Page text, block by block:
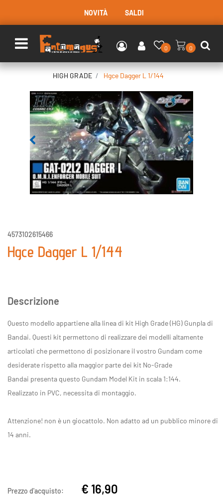
NOVITÀ SALDI
Open menu
0 0
HIGH GRADE Hgce Dagger L 1/144
4573102615466
Hgce Dagger L 1/144
Descrizione
Questo modello appartiene alla linea di kit High Grade (HG) Gunpla di
Bandai. Questi kit permettono di realizzare dei modelli altamente
articolati che permettono di posizionare il vostro Gundam come
desiderate rispetto alla maggior parte dei kit No-Grade
Bandai presenta questo Gundam Model Kit in scala 1:144.
Realizzato in PVC, necessita di montaggio.
Attenzione! non è un giocattolo. Non adatto ad un pubblico minore di
14 anni.
Prezzo d'acquisto: € 16,90